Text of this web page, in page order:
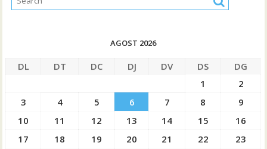
AGOST 2026
DL DT DC DJ DV DS
DG
1
2
3
4 5 6 7 8
9
10
11 12 13 14 15
16
17
18 19 20 21 22
23